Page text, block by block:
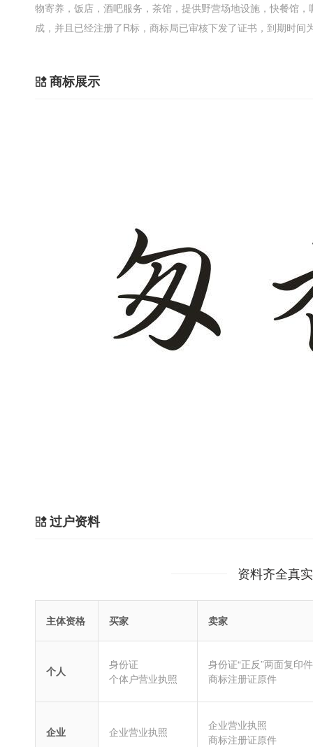
物寄养，饭店，酒吧服务，茶馆，提供野营场地设施，快餐馆
成，并且已经注册了R标，商标局已审核下发了证书，到期时
商标展示
过户资料
资料齐全真
主体资格 买家 卖家
个人
身份证
个体户营业执照
身份证“正反”两面复印件
商标注册证原件
企业 企业营业执照
企业营业执照
商标注册证原件